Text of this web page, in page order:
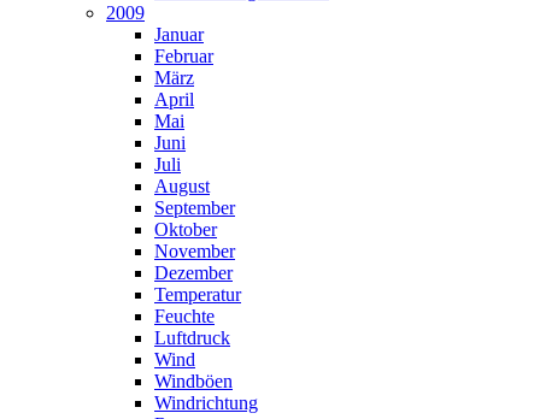
2009
Januar
Februar
März
April
Mai
Juni
Juli
August
September
Oktober
November
Dezember
Temperatur
Feuchte
Luftdruck
Wind
Windböen
Windrichtung